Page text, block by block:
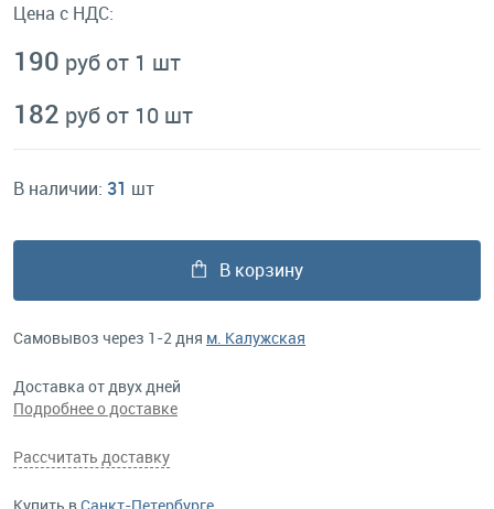
Цена с НДС:
190 руб от 1 шт
182 руб от 10 шт
В наличии: 31 шт
В корзину
Самовывоз через 1-2 дня м. Калужская
Доставка от двух дней
Подробнее о доставке
Рассчитать доставку